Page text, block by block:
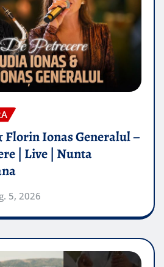
Florin Ionas Generalul –
| Live | Nunta
5, 2026